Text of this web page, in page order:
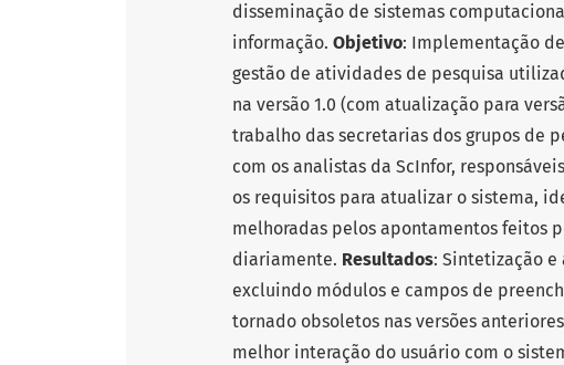
disseminação de sistemas
informação. Objetivo: Implementação de
gestão de atividades de pesquisa
na versão 1.0 (com atualização para
trabalho das secretarias dos grupos de
com os analistas da ScInfor,
os requisitos para atualizar o sistema,
melhoradas pelos apontamentos feitos
diariamente. Resultados: Sintetização
excluindo módulos e campos de
tornado obsoletos nas versões
melhor interação do usuário com o